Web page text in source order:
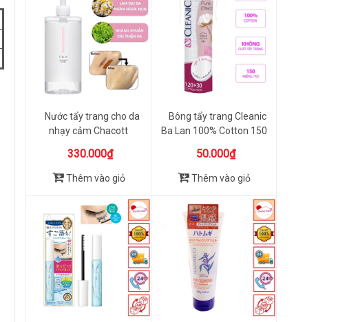
Nước tẩy trang cho da
nhạy cảm Chacott
330.000₫
Thêm vào giỏ
Bông tẩy trang Cleanic
Ba Lan 100% Cotton 150
50.000₫
Thêm vào giỏ